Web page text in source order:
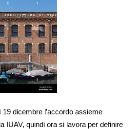
19 dicembre l’accordo assieme
IUAV, quindi ora si lavora per definire